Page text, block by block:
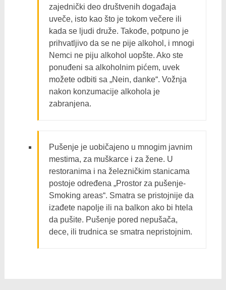
zajednički deo društvenih događaja
uveče, isto kao što je tokom večere ili
kada se ljudi druže. Takođe, potpuno je
prihvatljivo da se ne pije alkohol, i mnogi
Nemci ne piju alkohol uopšte. Ako ste
ponuđeni sa alkoholnim pićem, uvek
možete odbiti sa „Nein, danke“. Vožnja
nakon konzumacije alkohola je
zabranjena.
Pušenje je uobičajeno u mnogim javnim
mestima, za muškarce i za žene. U
restoranima i na železničkim stanicama
postoje određena „Prostor za pušenje-
Smoking areas“. Smatra se pristojnije da
izađete napolje ili na balkon ako bi htela
da pušite. Pušenje pored nepušača,
dece, ili trudnica se smatra nepristojnim.